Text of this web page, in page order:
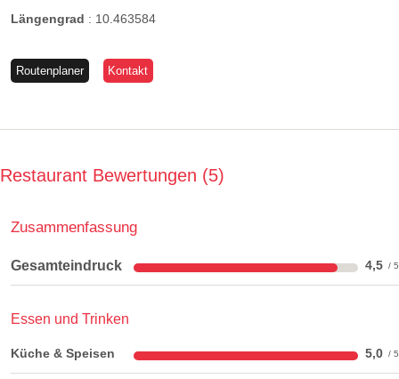
Längengrad : 10.463584
Routenplaner Kontakt
Restaurant Bewertungen 5
Zusammenfassung
Gesamteindruck 4,5
Essen und Trinken
Küche & Speisen 5,0